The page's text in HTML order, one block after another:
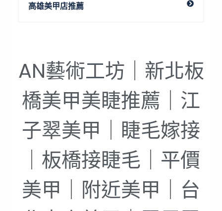
高雄美甲店推薦
AN藝術工坊｜新北板
橋美甲美睫推薦｜江
子翠美甲｜睫毛嫁接
｜板橋接睫毛｜平價
美甲｜附近美甲｜台